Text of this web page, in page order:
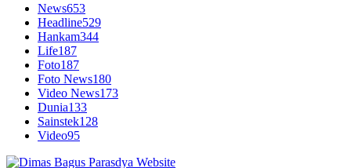
News653
Headline529
Hankam344
Life187
Foto187
Foto News180
Video News173
Dunia133
Sainstek128
Video95